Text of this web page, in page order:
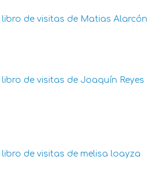
libro de visitas de Matias Alarcón
libro de visitas de Joaquín Reyes
libro de visitas de melisa loayza